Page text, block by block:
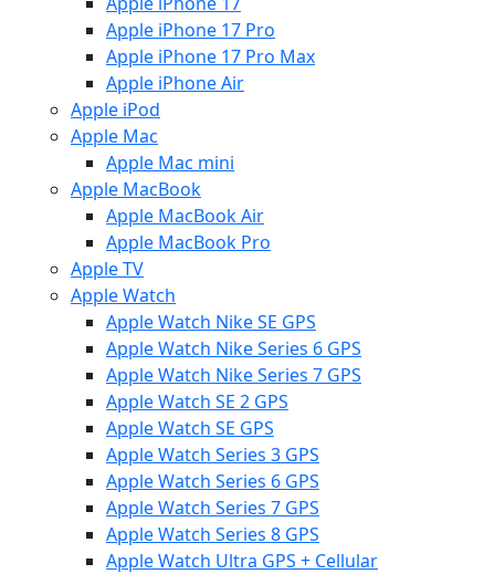
Apple iPhone 17 Pro
Apple iPhone 17 Pro Max
Apple iPhone Air
Apple iPod
Apple Mac
Apple Mac mini
Apple MacBook
Apple MacBook Air
Apple MacBook Pro
Apple TV
Apple Watch
Apple Watch Nike SE GPS
Apple Watch Nike Series 6 GPS
Apple Watch Nike Series 7 GPS
Apple Watch SE 2 GPS
Apple Watch SE GPS
Apple Watch Series 3 GPS
Apple Watch Series 6 GPS
Apple Watch Series 7 GPS
Apple Watch Series 8 GPS
Apple Watch Ultra GPS + Cellular